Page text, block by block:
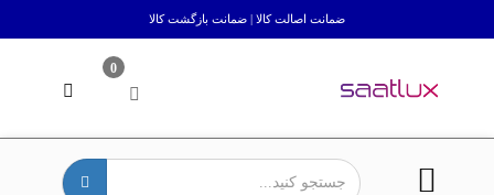
ضمانت اصالت کالا | ضمانت بازگشت کالا
0